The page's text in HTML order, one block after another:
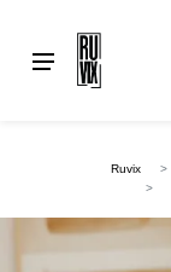
Ruvix